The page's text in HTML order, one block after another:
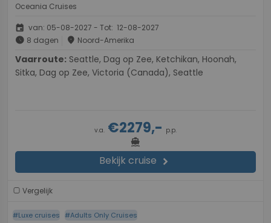
Oceania Cruises
event van: 05-08-2027 - Tot: 12-08-2027
schedule 8 dagen place Noord-Amerika
Vaarroute:
Sitka, Dag op Zee, Victoria (Canada), Seattle
v.a. €2279,- p.p.
directions_boat
Bekijk cruise chevron_right
Vergelijk
#Luxe cruises #Adults Only Cruises